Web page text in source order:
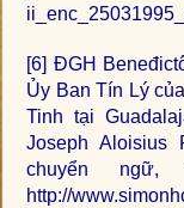
[6] ĐGH
Ủy Ban Tín Lý
Tinh tại
Joseph Aloisius
chuyển ngữ,
http://